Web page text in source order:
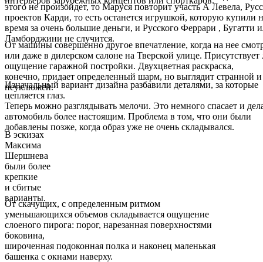
этого не произойдет, то Маруся повторит участь А Левела,
проектов Карди, то есть останется игрушкой, которую купили
время за очень большие деньги, и Русского Феррари , Бугатти
Ламборджини не случится.
От машины совершенно другое впечатление, когда на нее
или даже в дилерском салоне на Тверской улице. Присутствует
ощущение гаражной постройки. Двухцветная раскраска,
конечно, придает определенный шарм, но выглядит странной
неуклюжей.
Изначальный вариант дизайна разбавили деталями, за которые
цепляется глаз.
Теперь можно разглядывать мелочи. Это немного спасает и
автомобиль более настоящим. Проблема в том, что они были
добавлены позже, когда образ уже не очень складывался.
В эскизах
Максима
Шершнева
были более
крепкие
и сбитые
варианты.
От скачущих, с определенным ритмом
уменьшающихся объемов складывается ощущение
слоеного пирога: порог, нарезанная поверхностями
боковина,
широченная подоконная полка и наконец маленькая
башенка с окнами наверху.